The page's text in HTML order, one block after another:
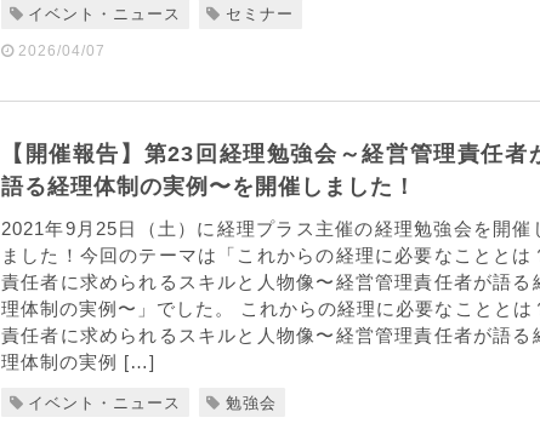
イベント・ニュース セミナー
2026/04/07
【開催報告】第23回経理勉強会～経営管理責任者
語る経理体制の実例〜を開催しました！
2021年9月25日（土）に経理プラス主催の経理勉強会を開催
ました！今回のテーマは「これからの経理に必要なこととは
責任者に求められるスキルと人物像〜経営管理責任者が語る
理体制の実例〜」でした。 これからの経理に必要なこととは
責任者に求められるスキルと人物像〜経営管理責任者が語る
理体制の実例 […]
イベント・ニュース 勉強会